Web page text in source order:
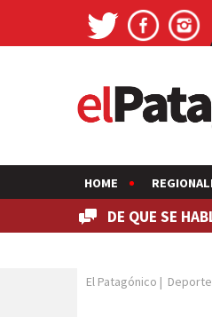
HOME
DE QUE SE
El Patagónico |